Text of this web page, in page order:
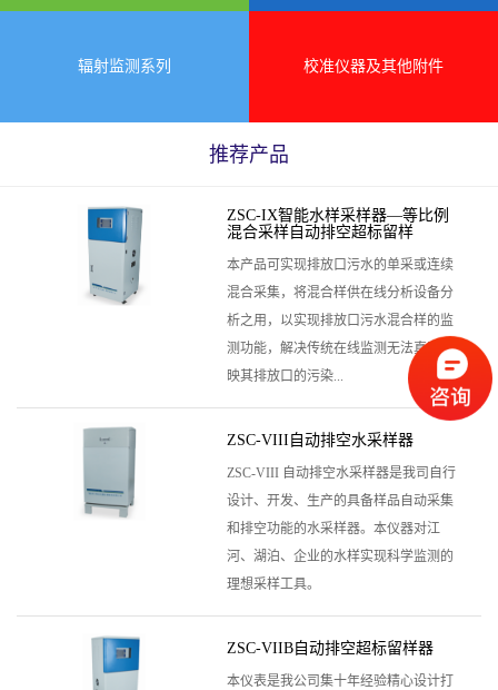
辐射监测系列 校准仪器及其他附件
推荐产品
ZSC-IX智能水样采样器—等比例
混合采样自动排空超标留样
本产品可实现排放口污水的单采或连续
混合采集，将混合样供在线分析设备分
析之用，以实现排放口污水混合样的监
测功能，解决传统在线监测无法真实反
映其排放口的污染...
ZSC-VIII自动排空水采样器
ZSC-VIII 自动排空水采样器是我司自行
设计、开发、生产的具备样品自动采集
和排空功能的水采样器。本仪器对江
河、湖泊、企业的水样实现科学监测的
理想采样工具。
ZSC-VIIB自动排空超标留样器
本仪表是我公司集十年经验精心设计打